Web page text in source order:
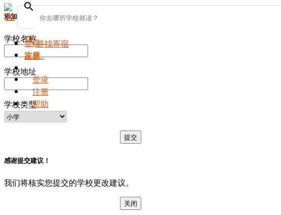
menu
search寻找寄宿
家庭..
登录
注册
帮助
添加新学校
学校名称
学校地址
学校类型
提交
感谢提交建议！
我们将核实您提交的学校更改建议。
关闭
search
登录
注册